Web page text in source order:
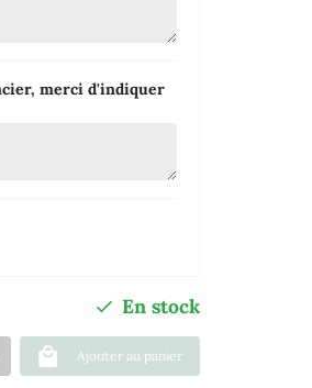
merci d'indiquer
En stock
Ajouter au panier